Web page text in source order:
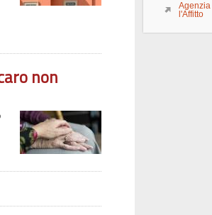
non
l'Affitto